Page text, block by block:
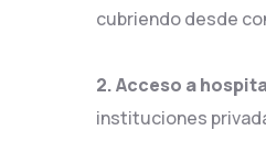
cubriendo desde
2. Acceso a
instituciones